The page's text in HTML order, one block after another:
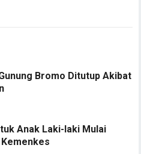
Bromo Ditutup Akibat
Anak Laki-laki Mulai